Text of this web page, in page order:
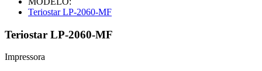
Teriostar LP-2060-MF
Teriostar LP-2060-MF
Impressora